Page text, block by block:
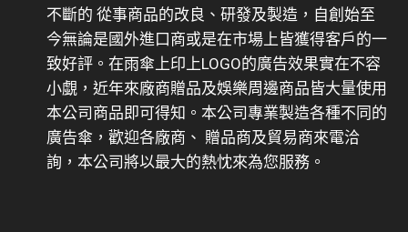
不斷的 從事商品的改良、研發及製造，自創始至
今無論是國外進口商或是在市場上皆獲得客戶的一
致好評。在雨傘上印上LOGO的廣告效果實在不容
小覷，近年來廠商贈品及娛樂周邊商品皆大量使用
本公司商品即可得知。本公司專業製造各種不同的
廣告傘，歡迎各廠商、 贈品商及貿易商來電洽
詢，本公司將以最大的熱忱來為您服務。